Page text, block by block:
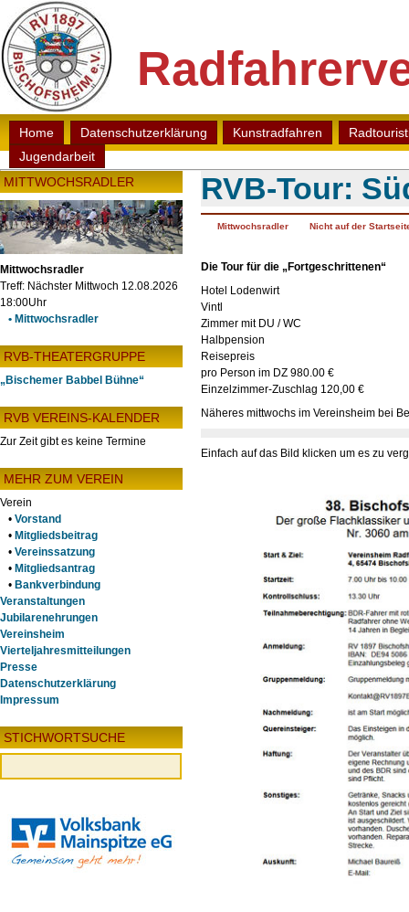
Home Datenschutzerklärung Kunstradfahren
Jugendarbeit
RVB-Tour:
Mittwochsradler Nicht auf der
Die Tour für die „Fortgeschrittenen“
Hotel Lodenwirt
Vintl
Zimmer mit DU / WC
Halbpension
Reisepreis
pro Person im DZ 980.00 €
Einzelzimmer-Zuschlag 120,00 €
Näheres mittwochs im Vereinsheim bei
Einfach auf das Bild klicken um es zu
MITTWOCHSRADLER
Mittwochsradler
Treff: Nächster Mittwoch 12.08.2026
18:00Uhr
• Mittwochsradler
RVB-THEATERGRUPPE
„Bischemer Babbel Bühne“
RVB VEREINS-KALENDER
Zur Zeit gibt es keine Termine
MEHR ZUM VEREIN
Verein
• Vorstand
• Mitgliedsbeitrag
• Vereinssatzung
• Mitgliedsantrag
• Bankverbindung
Veranstaltungen
Jubilarenehrungen
Vereinsheim
Vierteljahresmitteilungen
Presse
Datenschutzerklärung
Impressum
STICHWORTSUCHE